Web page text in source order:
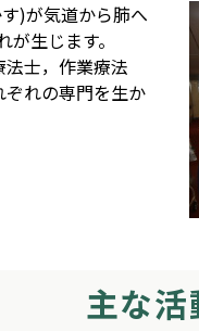
)が気道から肺へ
生じます。
士，作業療法
れの専門を生か
主な